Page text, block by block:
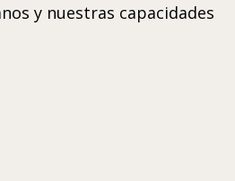
y nuestras capacidades